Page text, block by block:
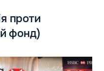
проти
фонд)